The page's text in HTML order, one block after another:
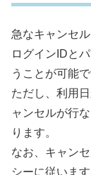
急なキャンセ
ログインIDと
うことが可能で
ただし、利用
ャンセルが行
ります。
なお、キャン
シーに従います